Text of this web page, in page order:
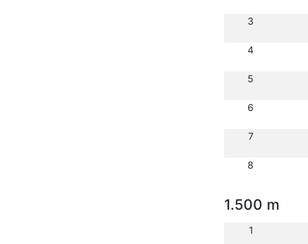
3
4
5
6
7
8
1.500 m
1